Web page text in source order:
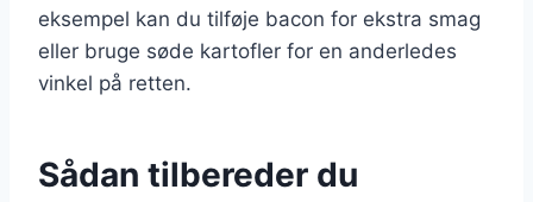
eksempel kan du tilføje bacon for ekstra smag
eller bruge søde kartofler for en anderledes
vinkel på retten.
Sådan tilbereder du